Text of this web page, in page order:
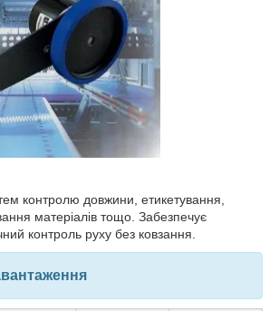
контролю довжини, етикетування,
матеріалів тощо. Забезпечує
контроль руху без ковзання.